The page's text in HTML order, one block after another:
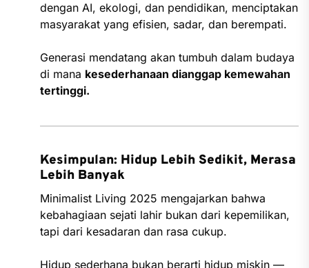
dengan AI, ekologi, dan pendidikan, menciptakan
masyarakat yang efisien, sadar, dan berempati.
Generasi mendatang akan tumbuh dalam budaya
di mana kesederhanaan dianggap kemewahan
tertinggi.
Kesimpulan: Hidup Lebih Sedikit, Merasa
Lebih Banyak
Minimalist Living 2025 mengajarkan bahwa
kebahagiaan sejati lahir bukan dari kepemilikan,
tapi dari kesadaran dan rasa cukup.
Hidup sederhana bukan berarti hidup miskin —